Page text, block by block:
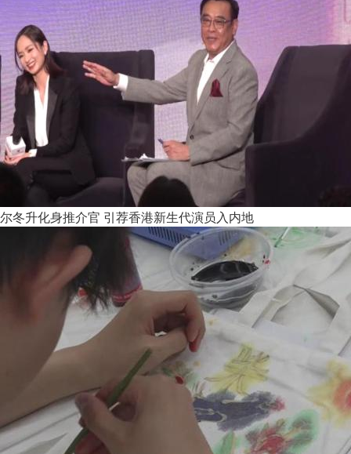
尔冬升化身推介官 引荐香港新生代演员入内地